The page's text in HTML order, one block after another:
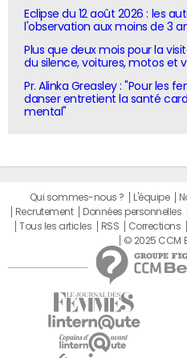
Eclipse du 12 août 2026 : les
l'observation aux moins de 3
Plus que deux mois pour la
du silence, voitures, motos et
Pr. Alinka Greasley : "Pour les
danser entretient la santé
mental"
Qui sommes-nous ? L'équipe
Recrutement
Données personnelles
Tous les articles
RSS Corrections
© 2025 CCM